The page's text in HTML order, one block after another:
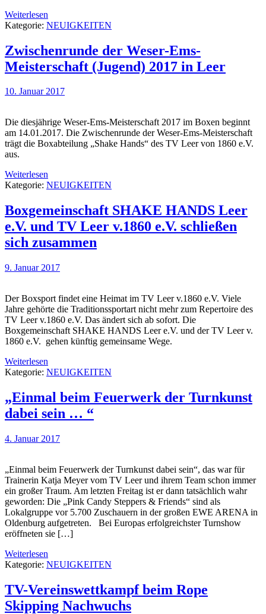
Weiterlesen
Kategorie: NEUIGKEITEN
Zwischenrunde der Weser-Ems-
Meisterschaft (Jugend) 2017 in Leer
10. Januar 2017
Die diesjährige Weser-Ems-Meisterschaft 2017 im Boxen beginnt
am 14.01.2017. Die Zwischenrunde der Weser-Ems-Meisterschaft
trägt die Boxabteilung „Shake Hands“ des TV Leer von 1860 e.V.
aus.
Weiterlesen
Kategorie: NEUIGKEITEN
Boxgemeinschaft SHAKE HANDS Leer
e.V. und TV Leer v.1860 e.V. schließen
sich zusammen
9. Januar 2017
Der Boxsport findet eine Heimat im TV Leer v.1860 e.V. Viele
Jahre gehörte die Traditionssportart nicht mehr zum Repertoire des
TV Leer v.1860 e.V. Das ändert sich ab sofort. Die
Boxgemeinschaft SHAKE HANDS Leer e.V. und der TV Leer v.
1860 e.V. gehen künftig gemeinsame Wege.
Weiterlesen
Kategorie: NEUIGKEITEN
„Einmal beim Feuerwerk der Turnkunst
dabei sein … “
4. Januar 2017
„Einmal beim Feuerwerk der Turnkunst dabei sein“, das war für
Trainerin Katja Meyer vom TV Leer und ihrem Team schon immer
ein großer Traum. Am letzten Freitag ist er dann tatsächlich wahr
geworden: Die „Pink Candy Steppers & Friends“ sind als
Lokalgruppe vor 5.700 Zuschauern in der großen EWE ARENA in
Oldenburg aufgetreten. Bei Europas erfolgreichster Turnshow
eröffneten sie […]
Weiterlesen
Kategorie: NEUIGKEITEN
TV-Vereinswettkampf beim Rope
Skipping Nachwuchs